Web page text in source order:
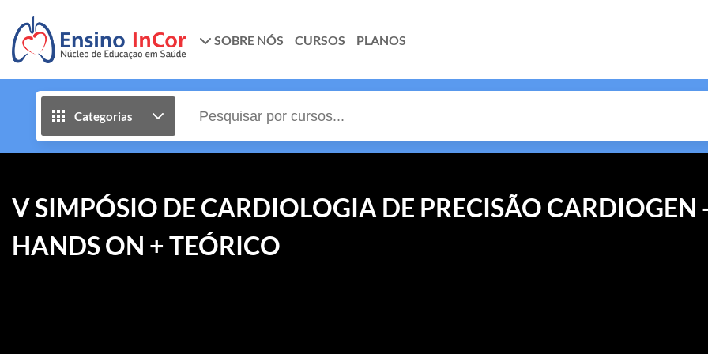
SOBRE NÓS CURSOS PLANOS
Categorias
V SIMPÓSIO DE CARDIOLOGIA DE PRECISÃO CARDIOGEN
HANDS ON + TEÓRICO